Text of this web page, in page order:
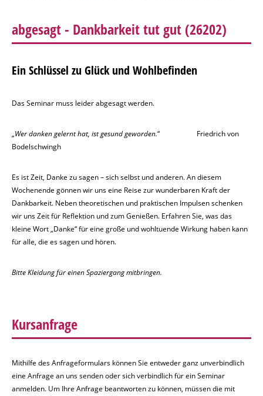
abgesagt - Dankbarkeit tut gut(26202)
Ein Schlüssel zu Glück und Wohlbefinden
Das Seminar muss leider abgesagt werden.
„Wer danken gelernt hat, ist gesund geworden.“ Friedrich von
Bodelschwingh
Es ist Zeit, Danke zu sagen – sich selbst und anderen. An diesem
Wochenende gönnen wir uns eine Reise zur wunderbaren Kraft der
Dankbarkeit. Neben theoretischen und praktischen Impulsen schenken
wir uns Zeit für Reflektion und zum Genießen. Erfahren Sie, was das
kleine Wort „Danke“ für eine große und wohltuende Wirkung haben kann
für alle, die es sagen und hören.
Bitte Kleidung für einen Spaziergang mitbringen.
Kursanfrage
Mithilfe des Anfrageformulars können Sie entweder ganz unverbindlich
eine Anfrage an uns senden oder sich verbindlich für ein Seminar
anmelden. Um Ihre Anfrage beantworten zu können, müssen die mit